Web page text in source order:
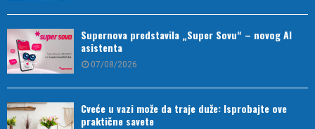
Supernova predstavila „Super Sovu“ – novog AI
asistenta
07/08/2026
Cveće u vazi može da traje duže: Isprobajte ove
praktične savete